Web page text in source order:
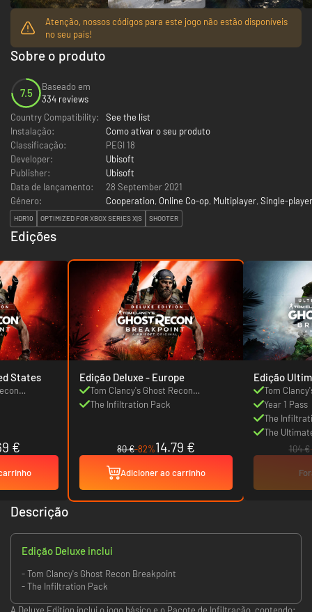
Atenção, nossos códigos para este jogo não estão disponíveis
no seu país!
Sobre o produto
7.5
Baseado em
334 reviews
Country Compatibility:
See the list
Instalação:
Como ativar o seu produto
Classificação:
PEGI 18
Developer:
Ubisoft
Publisher:
Ubisoft
Data de lançamento:
28 September 2021
Género:
Cooperation, Online Co-op, Multiplayer, Single-player
HDR10 OPTIMIZED FOR XBOX SERIES X|S SHOOTER
Edições
- United States
€
Edição Deluxe - Europe
Tom Clancy's Ghost Recon
Breakpoint
The Infiltration Pack
80 €-82%14.79 €
Adicioner ao carrinho
Edição
Tom
Breakpoint
Year 1 Pass
The
The
104 €
Descrição
Edição Deluxe inclui
- Tom Clancy's Ghost Recon Breakpoint
- The Infiltration Pack